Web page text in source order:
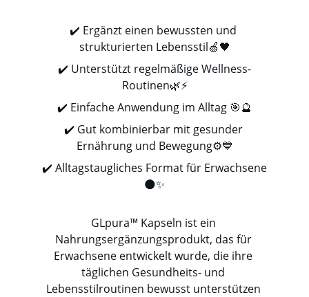
✔️ Ergänzt einen bewussten und
strukturierten Lebensstil🍏🖤
✔️ Unterstützt regelmäßige Wellness-
Routinen🌿⚡
✔️ Einfache Anwendung im Alltag 🎯🔮
✔️ Gut kombinierbar mit gesunder
Ernährung und Bewegung⚙️💙
✔️ Alltagstaugliches Format für Erwachsene
🌑✨
GLpura™ Kapseln ist ein
Nahrungsergänzungsprodukt, das für
Erwachsene entwickelt wurde, die ihre
täglichen Gesundheits- und
Lebensstilroutinen bewusst unterstützen